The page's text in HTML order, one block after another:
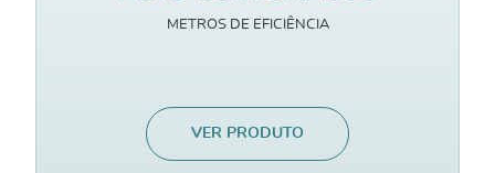
METROS DE EFICIÊNCIA
VER PRODUTO